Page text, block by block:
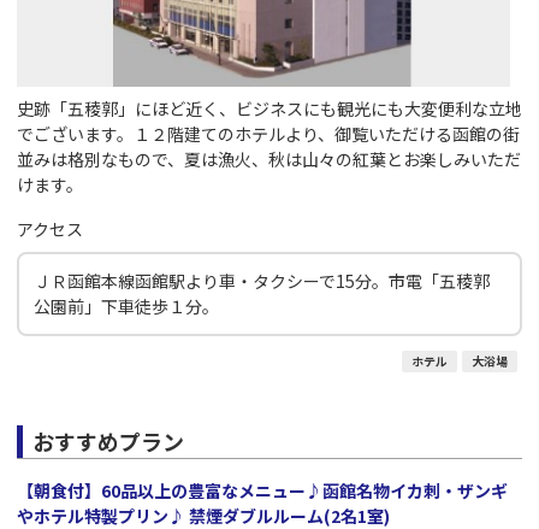
史跡「五稜郭」にほど近く、ビジネスにも観光にも大変便利な立地
でございます。１２階建てのホテルより、御覧いただける函館の街
並みは格別なもので、夏は漁火、秋は山々の紅葉とお楽しみいただ
けます。
アクセス
ＪＲ函館本線函館駅より車・タクシーで15分。市電「五稜郭
公園前」下車徒歩１分。
ホテル 大浴場
おすすめプラン
【朝食付】60品以上の豊富なメニュー♪函館名物イカ刺・ザンギ
やホテル特製プリン♪ 禁煙ダブルルーム(2名1室)